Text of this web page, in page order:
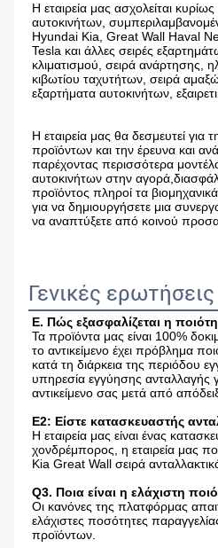
Η εταιρεία μας ασχολείται
αυτοκινήτων,
Hyundai Kia, Great Wall Haval
Tesla και άλλες σειρές
κλιματισμού, σειρά ανάρτησης,
κιβωτίου ταχυτήτων, σειρά
εξαρτήματα αυτοκινήτων,
Η εταιρεία μας θα δεσμευτεί για
προϊόντων και την έρευνα και
παρέχοντας περισσότερα
αυτοκινήτων στην
προϊόντος πληροί τα
για να δημιουργήσετε μια
να αναπτύξετε από κοινού
Γενικές ερωτήσεις
Ε. Πώς εξασφαλίζεται η
Τα προϊόντα μας είναι 100%
το αντικείμενο έχει πρόβλημα
κατά τη διάρκεια της περιόδου
υπηρεσία εγγύησης ανταλλαγής
αντικείμενο σας μετά από
Ε2: Είστε κατασκευαστής
Η εταιρεία μας είναι ένας
χονδρέμπορος, η εταιρεία μας
Kia Great Wall σειρά
Q3. Ποια είναι η ελάχιστη
Οι κανόνες της πλατφόρμας
ελάχιστες ποσότητες
προϊόντων.